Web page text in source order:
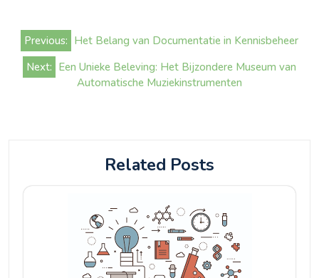
Bericht
navigatie
Previous: Het Belang van Documentatie in Kennisbeheer
Next: Een Unieke Beleving: Het Bijzondere Museum van
Automatische Muziekinstrumenten
Related Posts